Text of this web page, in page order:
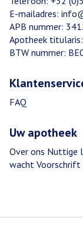
E-mailadres:
APB nummer:
Apotheek titularis:
BTW nummer:
FAQ
Uw apotheek
Over ons Nuttige
wacht Voorschrift